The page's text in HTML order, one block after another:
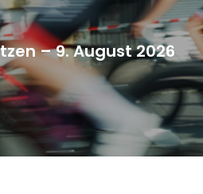
– 9. August 2026